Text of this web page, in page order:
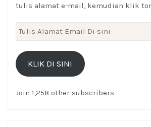
tulis alamat e-mail, kemudian klik
Tulis
Alamat
Email
KLIK DI SINI
Join 1,258 other subscribers